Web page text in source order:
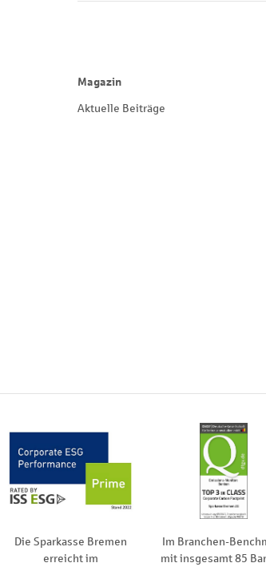
Magazin
Aktuelle Beiträge
Die Sparkasse Bremen
erreicht im
Im Branchen-
mit insgesamt 85